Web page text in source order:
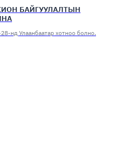
БАЙГУУЛАЛТЫН
нд Улаанбаатар хотноо болно.